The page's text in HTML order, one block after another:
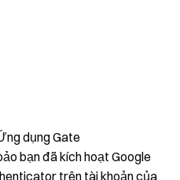
dụng Gate
bạn đã kích hoạt Google
trên tài khoản của